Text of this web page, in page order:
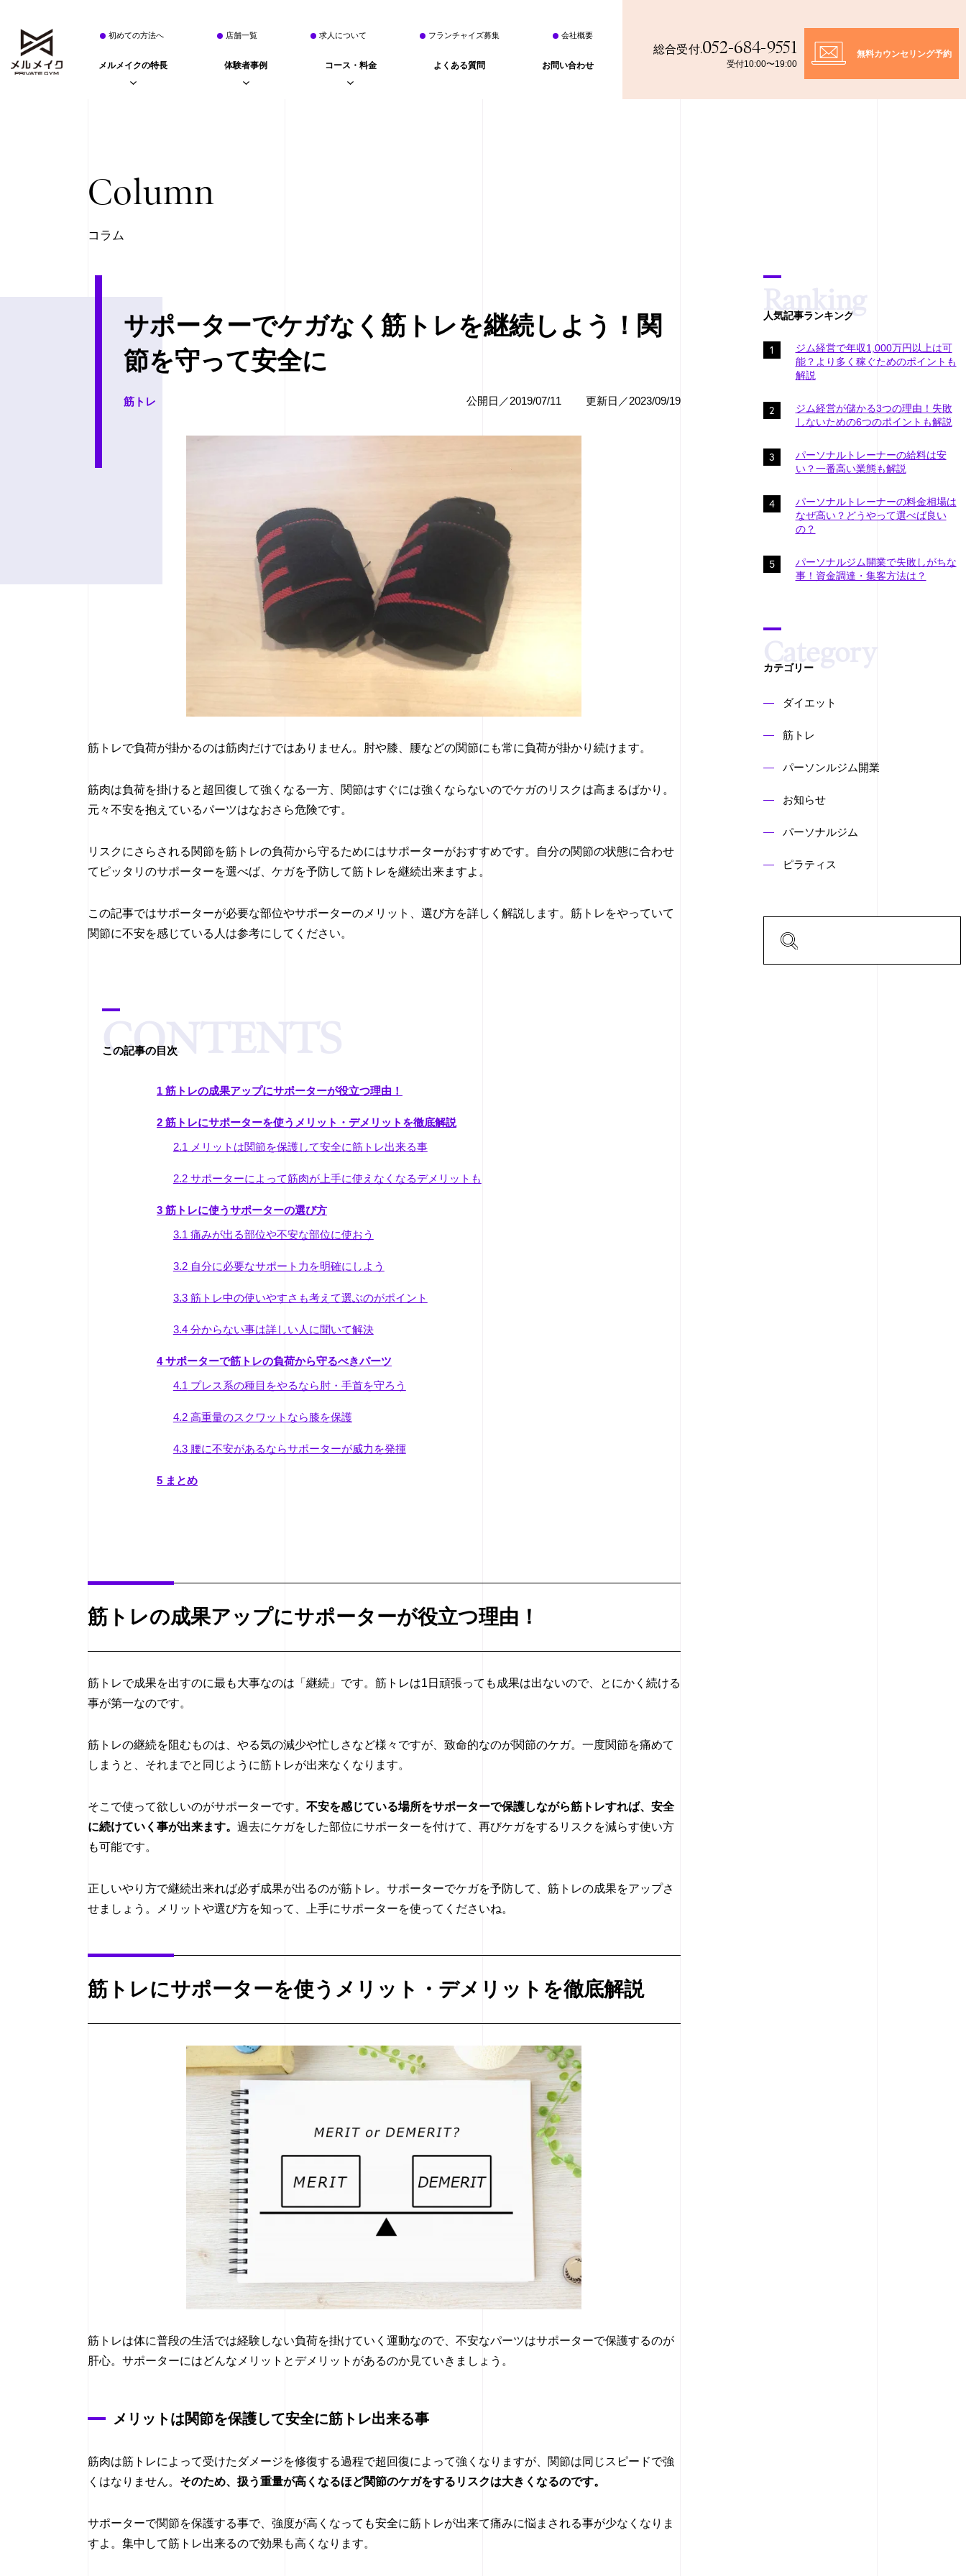
初めての方法へ 店舗一覧 求人について フランチャイズ募集 会社概要
メルメイクの特長 体験者事例 コース・料金 よくある質問 お問い合わせ
総合受付.052-684-9551
受付10:00〜19:00
無料カウンセリング予約
Column
コラム
サポーターでケガなく筋トレを継続しよう！関
節を守って安全に
筋トレ 公開日／2019/07/11 更新日／2023/09/19
筋トレで負荷が掛かるのは筋肉だけではありません。肘や膝、腰などの関節にも常に負荷が掛かり続けます。
筋肉は負荷を掛けると超回復して強くなる一方、関節はすぐには強くならないのでケガのリスクは高まるばかり。
元々不安を抱えているパーツはなおさら危険です。
リスクにさらされる関節を筋トレの負荷から守るためにはサポーターがおすすめです。自分の関節の状態に合わせ
てピッタリのサポーターを選べば、ケガを予防して筋トレを継続出来ますよ。
この記事ではサポーターが必要な部位やサポーターのメリット、選び方を詳しく解説します。筋トレをやっていて
関節に不安を感じている人は参考にしてください。
この記事の目次
1筋トレの成果アップにサポーターが役立つ理由！
2筋トレにサポーターを使うメリット・デメリットを徹底解説
2.1 メリットは関節を保護して安全に筋トレ出来る事
2.2サポーターによって筋肉が上手に使えなくなるデメリットも
3筋トレに使うサポーターの選び方
3.1 痛みが出る部位や不安な部位に使おう
3.2自分に必要なサポート力を明確にしよう
3.3筋トレ中の使いやすさも考えて選ぶのがポイント
3.4分からない事は詳しい人に聞いて解決
4サポーターで筋トレの負荷から守るべきパーツ
4.1 プレス系の種目をやるなら肘・手首を守ろう
4.2高重量のスクワットなら膝を保護
4.3腰に不安があるならサポーターが威力を発揮
5まとめ
筋トレの成果アップにサポーターが役立つ理由！
筋トレで成果を出すのに最も大事なのは「継続」です。筋トレは1日頑張っても成果は出ないので、とにかく続ける
事が第一なのです。
筋トレの継続を阻むものは、やる気の減少や忙しさなど様々ですが、致命的なのが関節のケガ。一度関節を痛めて
しまうと、それまでと同じように筋トレが出来なくなります。
そこで使って欲しいのがサポーターです。 不安を感じている場所をサポーターで保護しながら筋トレすれば、安全
に続けていく事が出来ます。 過去にケガをした部位にサポーターを付けて、再びケガをするリスクを減らす使い方
も可能です。
正しいやり方で継続出来れば必ず成果が出るのが筋トレ。サポーターでケガを予防して、筋トレの成果をアップさ
せましょう。メリットや選び方を知って、上手にサポーターを使ってくださいね。
筋トレにサポーターを使うメリット・デメリットを徹底解説
筋トレは体に普段の生活では経験しない負荷を掛けていく運動なので、不安なパーツはサポーターで保護するのが
肝心。サポーターにはどんなメリットとデメリットがあるのか見ていきましょう。
メリットは関節を保護して安全に筋トレ出来る事
筋肉は筋トレによって受けたダメージを修復する過程で超回復によって強くなりますが、関節は同じスピードで強
くはなりません。 そのため、扱う重量が高くなるほど関節のケガをするリスクは大きくなるのです。
サポーターで関節を保護する事で、強度が高くなっても安全に筋トレが出来て痛みに悩まされる事が少なくなりま
すよ。集中して筋トレ出来るので効果も高くなります。
人気記事ランキング
ジム経営で年収1,000万円以上は可
能？より多く稼ぐためのポイントも
解説
ジム経営が儲かる3つの理由！失敗
しないための6つのポイントも解説
パーソナルトレーナーの給料は安
い？一番高い業態も解説
パーソナルトレーナーの料金相場は
なぜ高い？どうやって選べば良い
の？
パーソナルジム開業で失敗しがちな
事！資金調達・集客方法は？
カテゴリー
ダイエット
筋トレ
パーソンルジム開業
お知らせ
パーソナルジム
ピラティス